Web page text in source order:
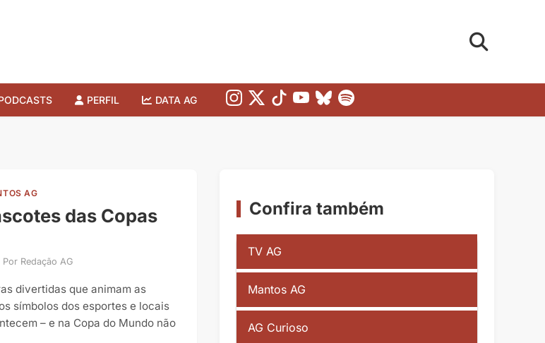
PERFIL DATA AG
AG
das Copas
Por Redação AG
divertidas que animam as
símbolos dos esportes e locais
– e na Copa do Mundo não
Confira também
TV AG
Mantos AG
AG Curioso